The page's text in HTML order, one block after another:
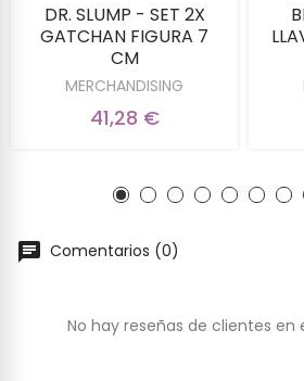
DR. SLUMP - SET 2X
GATCHAN FIGURA 7
CM
MERCHANDISING
41,28 €
Comentarios (0)
No hay reseñas de clientes